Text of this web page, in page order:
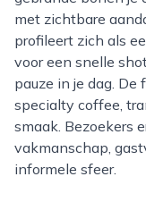
met zichtbare
profileert zich als
voor een snelle
pauze in je dag. De
specialty coffee,
smaak. Bezoekers
vakmanschap,
informele sfeer.